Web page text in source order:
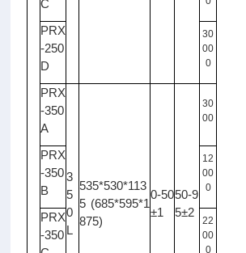
C
PRX
-250
D
30
00
0
PRX
-350
A
3
5
0
L
535*530*113
5 (685*595*1
875)
0-50
±1
50-9
5±2
30
00
PRX
-350
B
12
00
0
PRX
-350
22
00
0